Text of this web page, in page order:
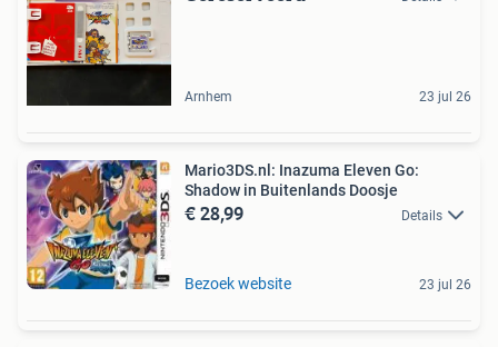
Arnhem 23 jul 26
Mario3DS.nl: Inazuma Eleven Go:
Shadow in Buitenlands Doosje
€ 28,99 Details
Bezoek website 23 jul 26